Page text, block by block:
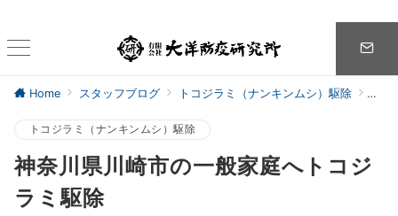
Home スタッフブログ トコジラミ（ナンキンムシ）駆除 神奈
トコジラミ（ナンキンムシ）駆除
神奈川県川崎市の一般家庭へトコジ
ラミ駆除